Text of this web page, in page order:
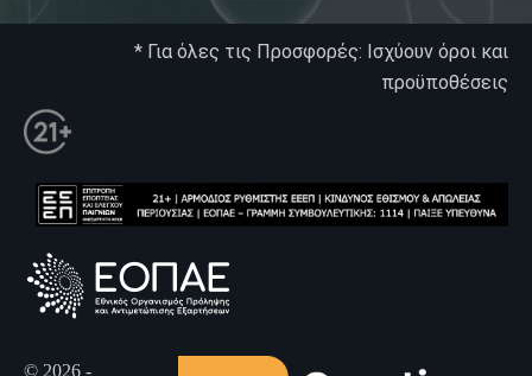
* Για όλες τις Προσφορές: Ισχύουν όροι και
προϋποθέσεις
© 2026 -